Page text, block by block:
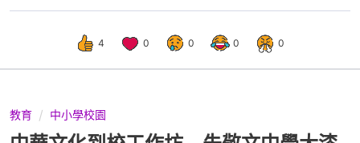
4 0 0 0 0
教育 中小學校園